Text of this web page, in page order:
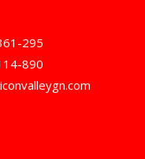
295
890